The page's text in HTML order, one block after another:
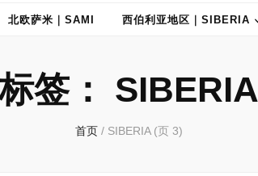
北欧萨米｜SAMI 西伯利亚地区｜SIBERIA
签： SIBERIA
首页 / SIBERIA(页 3)